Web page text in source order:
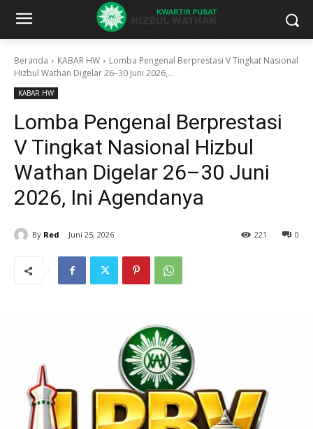
Beranda KABAR HW
Lomba Pengenal Berprestasi V Tingkat Nasional
Hizbul Wathan Digelar 26–30 Juni 2026,...
KABAR HW
Lomba Pengenal Berprestasi
V Tingkat Nasional Hizbul
Wathan Digelar 26–30 Juni
2026, Ini Agendanya
By Red Juni 25, 2026 0
221